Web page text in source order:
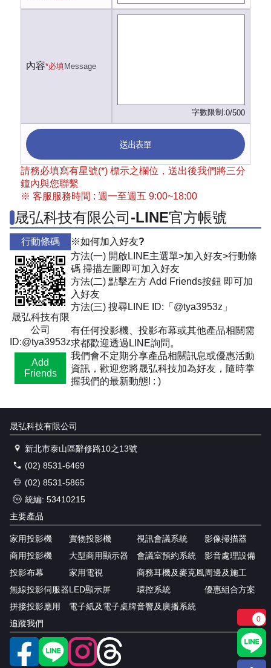
內容*必填Message
字數限制:0/500
送出表單
請務必填寫有星號(*) 標示之欄位，送出後我們將三分
鐘內與您聯繫
※ 客服服務時間 : 週一至週五 9:00~18:00
晟弘科技有限公司-LINE官方帳號
行動條碼
晟弘科技有限
公司
ID:@tya3953z
Add
Friends
※如何加入好友?
方法(一) 開啟LINE主選單>加入好友>行動條
碼 掃描左圖即可加入好友
方法(二) 點擊左方 Add Friends按鈕 即可加
入好友
方法(三) 搜尋LINE ID:「@tya3953z」
有任何投影機、投影布幕或其他產品相關需
求都歡迎透過LINE詢問。
我們會不定期分享產品相關訊息或優惠活動
資訊，歡迎您將晟弘科技加為好友，隨時掌
握我們的最新動態! : )
晟弘科技有限公司
新北市泰山區辭修路10之13號
(02) 8531-6469
(02) 8531-5865
統編: 53410215
主要產品
家用投影機
商用投影機
投影布幕
無線投影伺服器
拼接投影應用
實物投影機
大型商用顯示器
家用電視
LED顯示屏
電子紙及電子桌牌
視訊會議系統
會議室預約系統
商務耳機及麥克風
環控系統
音響及廣播系統
影像掃描器
影音處理設備
周邊及施工
優惠組合方案
追蹤我們 0